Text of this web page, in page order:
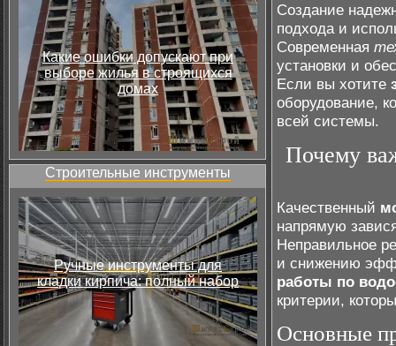
Какие ошибки допускают при
выборе жилья в строящихся
домах
Строительные инструменты
Ручные инструменты для
кладки кирпича: полный набор
Создание
подхода и
Современная
установки и
Если вы хотите
оборудование,
всей системы.
Почему
Качественный
напрямую
Неправильное
и снижению
работы по
критерии,
Основные